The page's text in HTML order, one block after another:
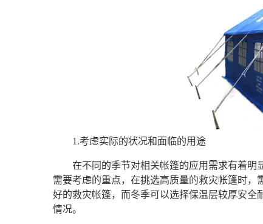
1.考虑实际的状况和面临的用途
在不同的季节对相关帐篷的应用需求有着明
需要考虑的重点，在挑选高质量的救灾帐篷时
好的救灾帐篷，而冬季可以选择保温层较厚安
情况。